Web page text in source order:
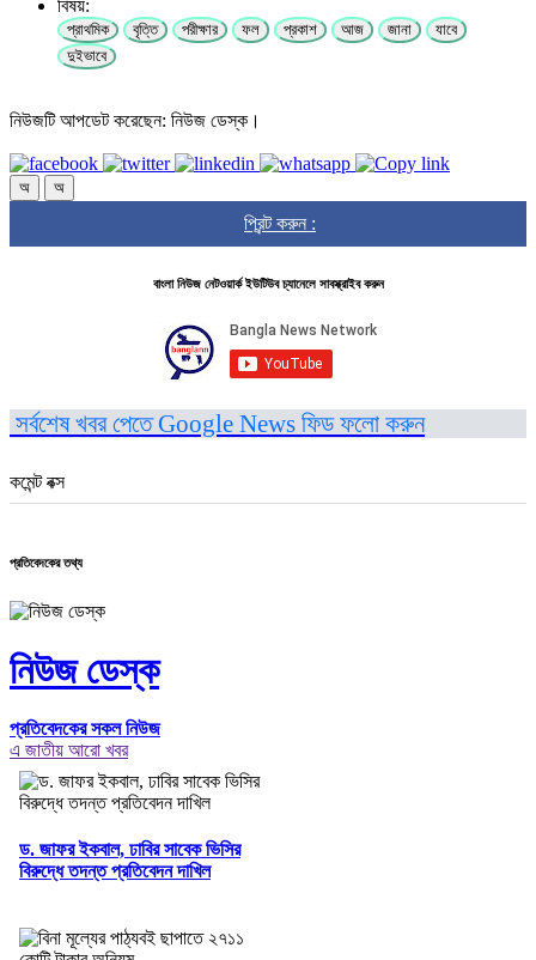
বিষয়:
প্রাথমিক বৃত্তি পরীক্ষার ফল প্রকাশ আজ জানা
যাবে
দুইভাবে
নিউজটি আপডেট করেছেন: নিউজ ডেস্ক।
অ অ
প্রিন্ট করুন :
বাংলা নিউজ নেটওয়ার্ক ইউটিউব চ্যানেলে সাবস্ক্রাইব করুন
সর্বশেষ খবর পেতে Google News ফিড ফলো করুন
কমেন্ট বক্স
প্রতিবেদকের তথ্য
নিউজ ডেস্ক
প্রতিবেদকের সকল নিউজ
এ জাতীয় আরো খবর
ড. জাফর ইকবাল, ঢাবির সাবেক ভিসির
বিরুদ্ধে তদন্ত প্রতিবেদন দাখিল